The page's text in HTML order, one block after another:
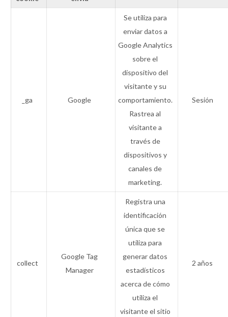
_ga Google
Se utiliza para
enviar datos a
Google Analytics
sobre el
dispositivo del
visitante y su
comportamiento.
Rastrea al
visitante a
través de
dispositivos y
canales de
marketing.
Sesión
collect
Google Tag
Manager
Registra una
identificación
única que se
utiliza para
generar datos
estadísticos
acerca de cómo
utiliza el
visitante el sitio
2 años